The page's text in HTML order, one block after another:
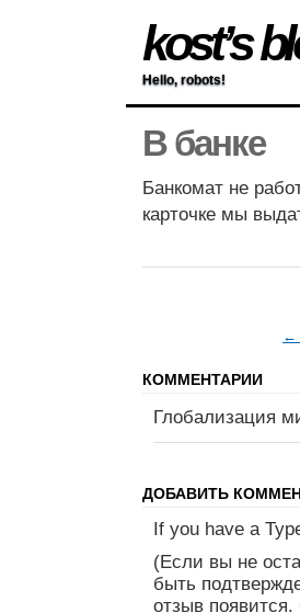
kost’s
Hello, robots!
В банке
Банкомат не
карточке мы
←
КОММЕНТАРИИ
Глобализация
ДОБАВИТЬ
If you have a
(Если вы не
быть
отзыв